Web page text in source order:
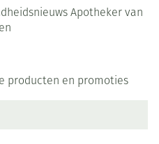
Apotheker van
producten en promoties